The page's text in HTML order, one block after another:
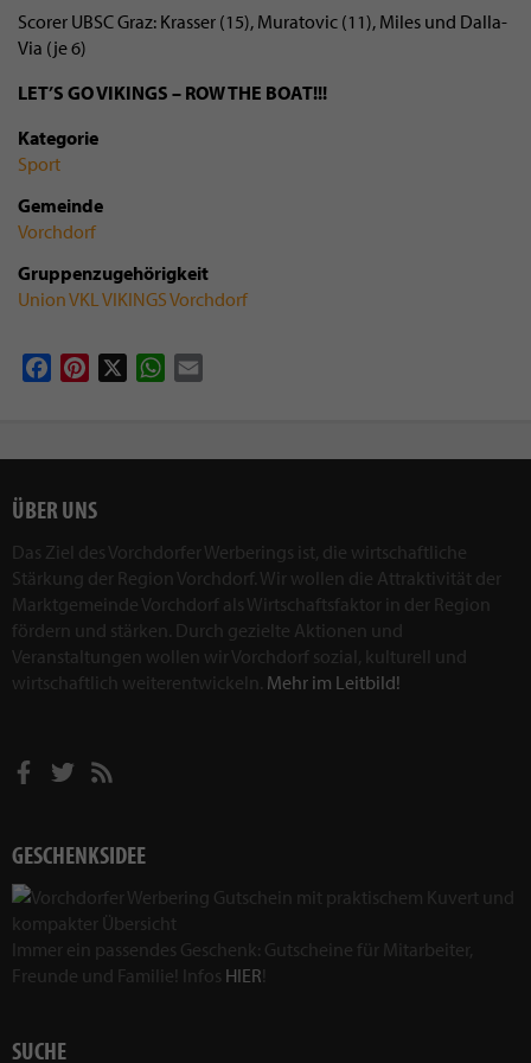
Scorer UBSC Graz: Krasser (15), Muratovic (11), Miles und Dalla-
Via (je 6)
LET’S GO VIKINGS – ROW THE BOAT!!!
Kategorie
Sport
Gemeinde
Vorchdorf
Gruppenzugehörigkeit
Union VKL VIKINGS Vorchdorf
FacebookPinterest WhatsApp
ÜBER UNS
Das Ziel des Vorchdorfer Werberings ist, die wirtschaftliche
Stärkung der Region Vorchdorf. Wir wollen die Attraktivität der
Marktgemeinde Vorchdorf als Wirtschaftsfaktor in der Region
fördern und stärken. Durch gezielte Aktionen und
Veranstaltungen wollen wir Vorchdorf sozial, kulturell und
wirtschaftlich weiterentwickeln. Mehr im Leitbild!
GESCHENKSIDEE
Immer ein passendes Geschenk: Gutscheine für Mitarbeiter,
Freunde und Familie! Infos HIER!
SUCHE